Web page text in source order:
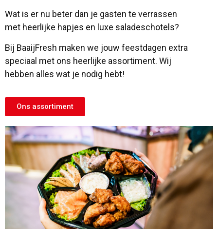
Wat is er nu beter dan je gasten te verrassen
met heerlijke hapjes en luxe saladeschotels?
Bij BaaijFresh maken we jouw feestdagen extra
speciaal met ons heerlijke assortiment. Wij
hebben alles wat je nodig hebt!
Ons assortiment